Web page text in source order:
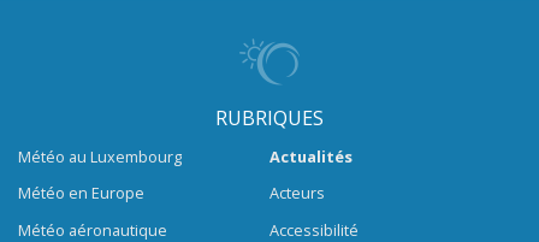
RUBRIQUES
Météo au Luxembourg
Météo en Europe
Météo aéronautique
Actualités
Acteurs
Accessibilité